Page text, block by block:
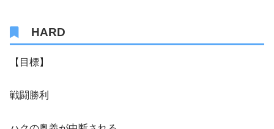
HARD
【目標】
戦闘勝利